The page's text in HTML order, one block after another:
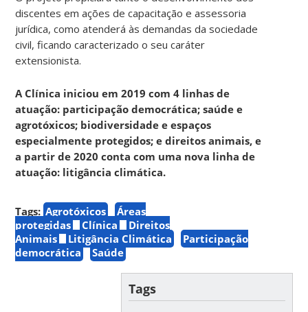
discentes em ações de capacitação e assessoria
jurídica, como atenderá às demandas da sociedade
civil, ficando caracterizado o seu caráter
extensionista.
A Clínica iniciou em 2019 com 4 linhas de
atuação: participação democrática; saúde e
agrotóxicos; biodiversidade e espaços
especialmente protegidos; e direitos animais, e
a partir de 2020 conta com uma nova linha de
atuação: litigância climática.
Tags: Agrotóxicos
Áreas
protegidas
Clínica
Direitos
Animais
Litigância Climática
Participação
democrática
Saúde
Tags